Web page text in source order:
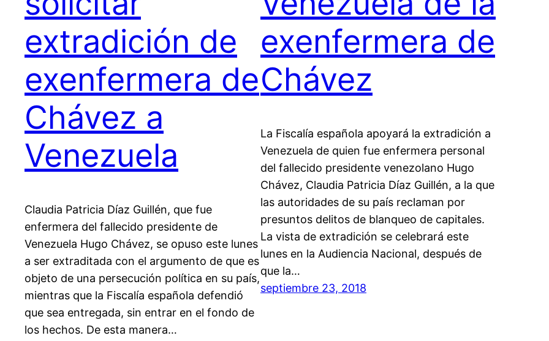
extradición de
exenfermera de
Chávez a
Venezuela
Claudia Patricia Díaz Guillén, que fue
enfermera del fallecido presidente de
Venezuela Hugo Chávez, se opuso este lunes
a ser extraditada con el argumento de que es
objeto de una persecución política en su país,
mientras que la Fiscalía española defendió
que sea entregada, sin entrar en el fondo de
los hechos. De esta manera…
exenfermera de
Chávez
La Fiscalía española apoyará la extradición a
Venezuela de quien fue enfermera personal
del fallecido presidente venezolano Hugo
Chávez, Claudia Patricia Díaz Guillén, a la que
las autoridades de su país reclaman por
presuntos delitos de blanqueo de capitales.
La vista de extradición se celebrará este
lunes en la Audiencia Nacional, después de
que la…
septiembre 23, 2018